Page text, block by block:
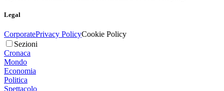
Legal
CorporatePrivacy PolicyCookie Policy
Sezioni
Cronaca
Mondo
Economia
Politica
Spettacolo